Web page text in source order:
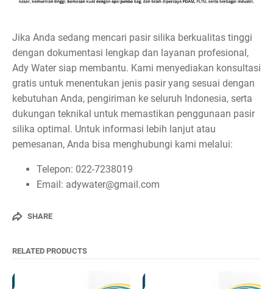
Jika Anda sedang mencari pasir silika berkualitas tinggi
dengan dokumentasi lengkap dan layanan profesional,
Ady Water siap membantu. Kami menyediakan konsultasi
gratis untuk menentukan jenis pasir yang sesuai dengan
kebutuhan Anda, pengiriman ke seluruh Indonesia, serta
dukungan teknikal untuk memastikan penggunaan pasir
silika optimal. Untuk informasi lebih lanjut atau
pemesanan, Anda bisa menghubungi kami melalui:
Telepon: 022-7238019
Email: adywater@gmail.com
SHARE
RELATED PRODUCTS